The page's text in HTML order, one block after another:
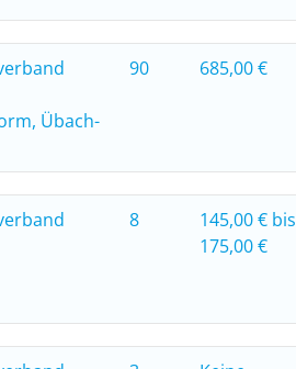
Übach-
90 685,00 €
8
145,00 € bis
175,00 €